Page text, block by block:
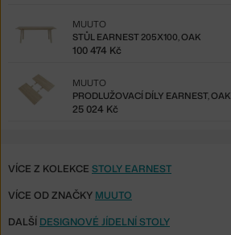
STŮL EARNEST 205X100, OAK
MUUTO
100 474 Kč
PRODLUŽOVACÍ DÍLY EARNEST, OAK
MUUTO
25 024 Kč
VÍCE Z KOLEKCE STOLY EARNEST
VÍCE OD ZNAČKY MUUTO
DALŠÍ DESIGNOVÉ JÍDELNÍ STOLY